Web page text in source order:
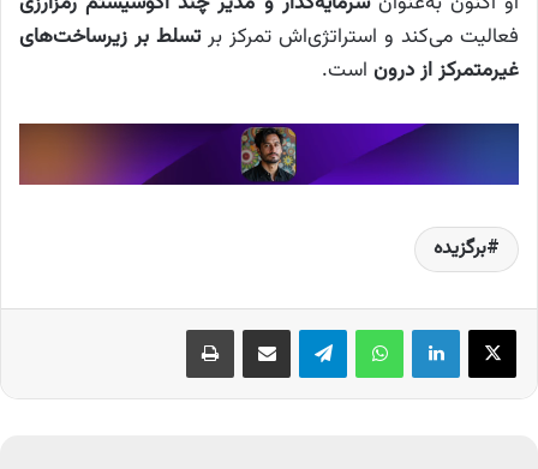
فعالیت می‌کند و استراتژی‌اش تمرکز برتسلط بر زیرساخت‌های
غیرمتمرکز از درون است.
برگزیده
X لینکدین واتس آپ تلگرام اشتراک گذاری از طریق ایمیل چاپ